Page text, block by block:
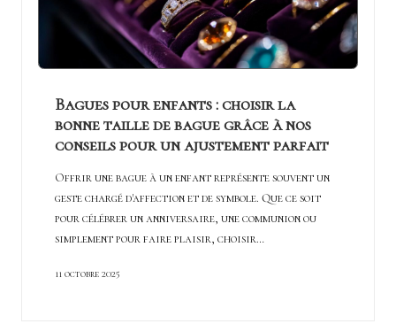
Bagues pour enfants : choisir la
bonne taille de bague grâce à nos
conseils pour un ajustement parfait
Offrir une bague à un enfant représente souvent un
geste chargé d'affection et de symbole. Que ce soit
pour célébrer un anniversaire, une communion ou
simplement pour faire plaisir, choisir…
11 octobre 2025